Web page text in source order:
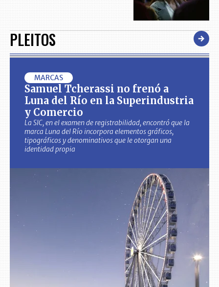
PLEITOS
MARCAS
Samuel Tcherassi no frenó a
Luna del Río en la Superindustria
y Comercio
La SIC, en el examen de registrabilidad, encontró que la
marca Luna del Río incorpora elementos gráficos,
tipográficos y denominativos que le otorgan una
identidad propia